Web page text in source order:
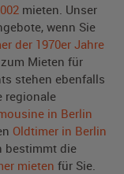
mieten. Unser
wenn Sie
der 1970er Jahre
zum Mieten für
stehen ebenfalls
regionale
in Berlin
Oldtimer in Berlin
bestimmt die
mieten für Sie.